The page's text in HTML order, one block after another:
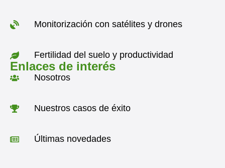
Monitorización con satélites y drones
Fertilidad del suelo y productividad
Enlaces de interés
Nosotros
Nuestros casos de éxito
Últimas novedades